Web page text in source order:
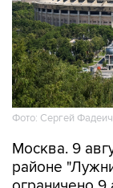
Фото: Сергей
Москва. 9
районе